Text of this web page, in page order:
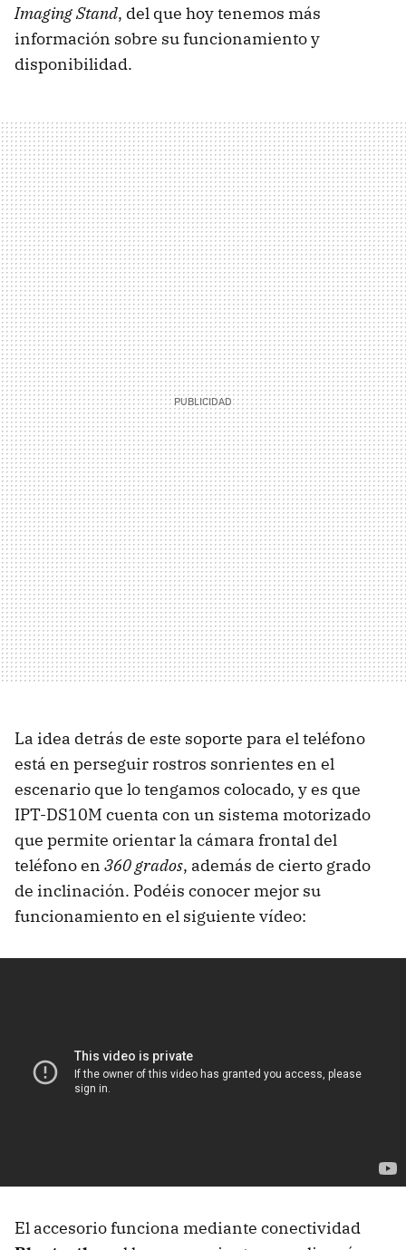
Imaging Stand, del que hoy tenemos más
información sobre su funcionamiento y
disponibilidad.
La idea detrás de este soporte para el teléfono
está en perseguir rostros sonrientes en el
escenario que lo tengamos colocado, y es que
IPT-DS10M cuenta con un sistema motorizado
que permite orientar la cámara frontal del
teléfono en 360 grados, además de cierto grado
de inclinación. Podéis conocer mejor su
funcionamiento en el siguiente vídeo:
El accesorio funciona mediante conectividad